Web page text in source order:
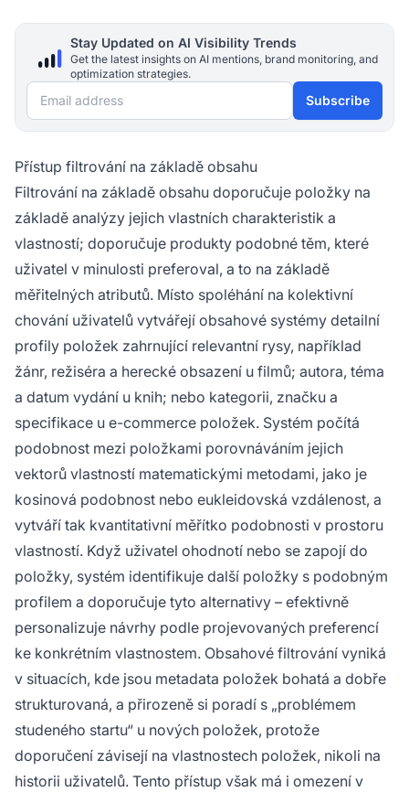
Stay Updated on AI Visibility Trends
Get the latest insights on AI mentions, brand monitoring, and
optimization strategies.
Email address Subscribe
Přístup filtrování na základě obsahu
Filtrování na základě obsahu doporučuje položky na
základě analýzy jejich vlastních charakteristik a
vlastností; doporučuje produkty podobné těm, které
uživatel v minulosti preferoval, a to na základě
měřitelných atributů. Místo spoléhání na kolektivní
chování uživatelů vytvářejí obsahové systémy detailní
profily položek zahrnující relevantní rysy, například
žánr, režiséra a herecké obsazení u filmů; autora, téma
a datum vydání u knih; nebo kategorii, značku a
specifikace u e-commerce položek. Systém počítá
podobnost mezi položkami porovnáváním jejich
vektorů vlastností matematickými metodami, jako je
kosinová podobnost nebo eukleidovská vzdálenost, a
vytváří tak kvantitativní měřítko podobnosti v prostoru
vlastností. Když uživatel ohodnotí nebo se zapojí do
položky, systém identifikuje další položky s podobným
profilem a doporučuje tyto alternativy – efektivně
personalizuje návrhy podle projevovaných preferencí
ke konkrétním vlastnostem. Obsahové filtrování vyniká
v situacích, kde jsou metadata položek bohatá a dobře
strukturovaná, a přirozeně si poradí s „problémem
studeného startu“ u nových položek, protože
doporučení závisejí na vlastnostech položek, nikoli na
historii uživatelů. Tento přístup však má i omezení v